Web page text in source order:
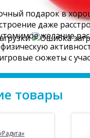
подарок в
даже
желание
сюжеты с
товары